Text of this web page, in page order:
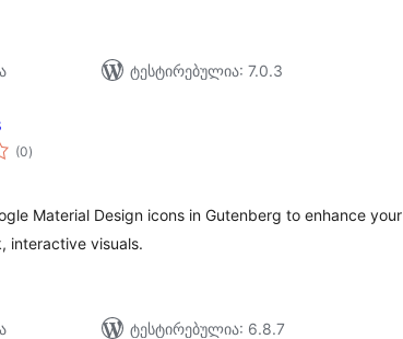
ტესტირებულია: 7.0.3
(0საერთო
რეიტინგი
)
Material Design icons in Gutenberg to enhance your
interactive visuals.
ტესტირებულია: 6.8.7